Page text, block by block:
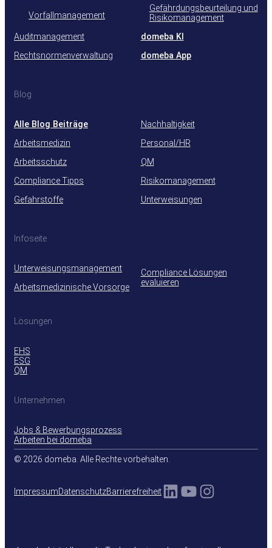
Vorfallmanagement
Auditmanagement
Rechtsnormenverwaltung
Gefährdungsbeurteilung und
Risikomanagement
domeba KI
domeba App
Blog
Alle Blog Beiträge
Arbeitsmedizin
Arbeitsschutz
Compliance Tipps
Gefahrstoffe
Nachhaltigkeit
Personal/HR
QM
Risikomanagement
Unterweisungen
Infoseite
Unterweisungsmanagement
Arbeitsmedizinische Vorsorge
Compliance Lösungen
evaluieren
Lösungen
EHS
ESG
QM
Unternehmen
Jobs & Bewerbungsprozess
Arbeiten bei domeba
© 2026 domeba. Alle Rechte vorbehalten.
ImpressumDatenschutzBarrierefreiheitLinkedIn
YouTube